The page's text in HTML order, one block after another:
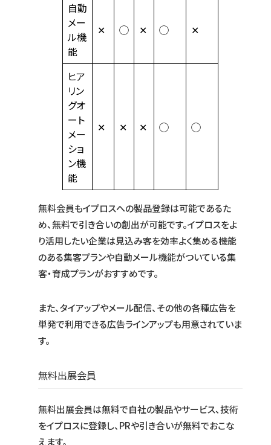
自動
メー
ル機
能
✕ ◯ ✕ ◯ ✕
ヒア
リン
グオ
ート
メー
ショ
ン機
能
✕ ✕ ✕ ◯ ◯
無料会員もイプロスへの製品登録は可能であるた
め、無料で引き合いの創出が可能です。イプロスをよ
り活用したい企業は見込み客を効率よく集める機能
のある集客プランや自動メール機能がついている集
客・育成プランがおすすめです。
また、タイアップやメール配信、その他の各種広告を
単発で利用できる広告ラインアップも用意されていま
す。
無料出展会員
無料出展会員は無料で自社の製品やサービス、技術
をイプロスに登録し、PRや引き合いが無料でおこな
えます。